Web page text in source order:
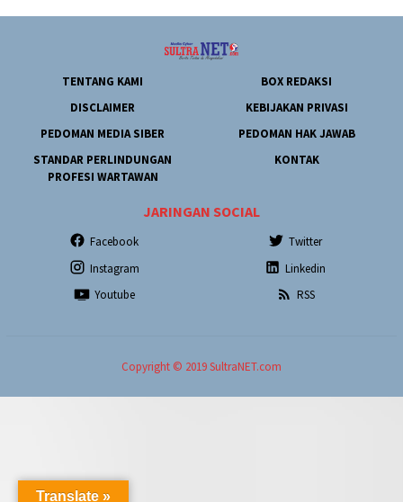
TENTANG KAMI
BOX REDAKSI
DISCLAIMER
KEBIJAKAN PRIVASI
PEDOMAN MEDIA SIBER
PEDOMAN HAK JAWAB
STANDAR PERLINDUNGAN
PROFESI WARTAWAN
KONTAK
JARINGAN SOCIAL
Facebook
Twitter
Instagram
Linkedin
Youtube
RSS
Copyright © 2019 SultraNET.com
Translate »